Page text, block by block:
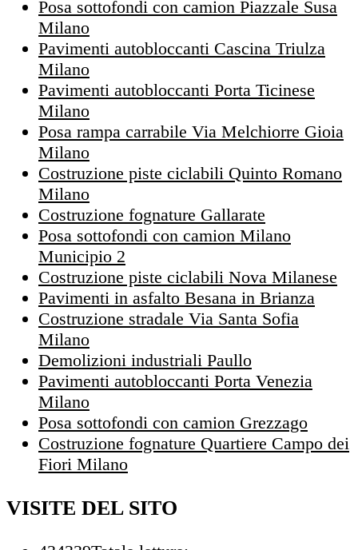
Posa sottofondi con camion Piazzale Susa
Milano
Pavimenti autobloccanti Cascina Triulza
Milano
Pavimenti autobloccanti Porta Ticinese
Milano
Posa rampa carrabile Via Melchiorre Gioia
Milano
Costruzione piste ciclabili Quinto Romano
Milano
Costruzione fognature Gallarate
Posa sottofondi con camion Milano
Municipio 2
Costruzione piste ciclabili Nova Milanese
Pavimenti in asfalto Besana in Brianza
Costruzione stradale Via Santa Sofia
Milano
Demolizioni industriali Paullo
Pavimenti autobloccanti Porta Venezia
Milano
Posa sottofondi con camion Grezzago
Costruzione fognature Quartiere Campo dei
Fiori Milano
VISITE DEL SITO